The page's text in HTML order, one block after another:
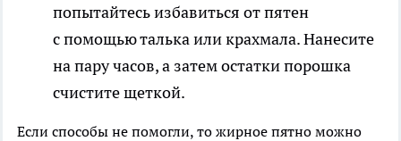
попытайтесь избавиться от пятен
с помощью талька или крахмала. Нанесите
на пару часов, а затем остатки порошка
счистите щеткой.
Если способы не помогли, то жирное пятно можно